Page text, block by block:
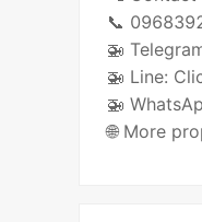
📞
🚁
🚁 Line:
🚁
🌐 More